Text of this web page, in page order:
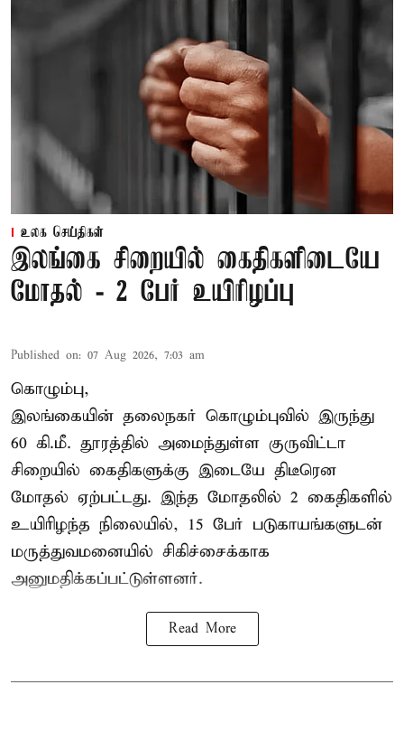
உலக செய்திகள்
இலங்கை சிறையில் கைதிகளிடையே
மோதல் - 2 பேர் உயிரிழப்பு
Published on: 07 Aug 2026, 7:03 am
கொழும்பு,
இலங்கையின் தலைநகர் கொழும்புவில் இருந்து
60 கி.மீ. தூரத்தில் அமைந்துள்ள குருவிட்டா
சிறையில் கைதிகளுக்கு இடையே திடீரென
மோதல் ஏற்பட்டது. இந்த மோதலில் 2 கைதிகளில்
உயிரிழந்த நிலையில், 15 பேர் படுகாயங்களுடன்
மருத்துவமனையில் சிகிச்சைக்காக
அனுமதிக்கப்பட்டுள்ளனர்.
Read More